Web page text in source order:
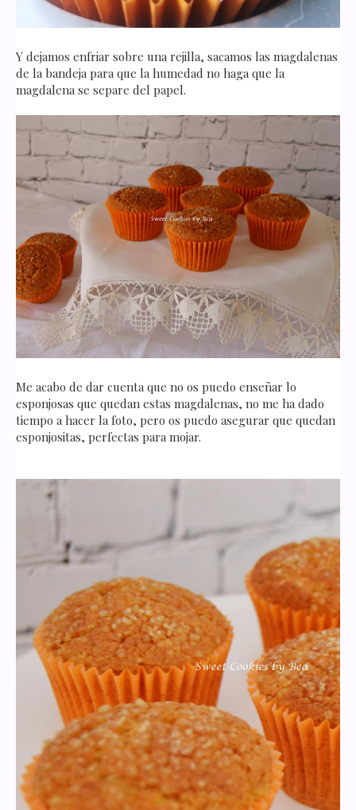
Y dejamos enfriar sobre una rejilla, sacamos las magdalenas
de la bandeja para que la humedad no haga que la
magdalena se separe del papel.
Me acabo de dar cuenta que no os puedo enseñar lo
esponjosas que quedan estas magdalenas, no me ha dado
tiempo a hacer la foto, pero os puedo asegurar que quedan
esponjositas, perfectas para mojar.